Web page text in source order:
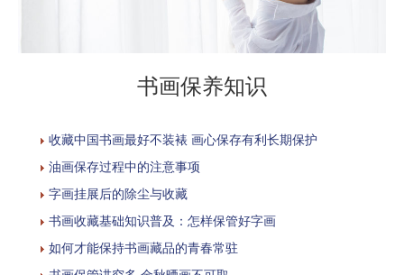
书画保养知识
收藏中国书画最好不装裱 画心保存有利长期保护
油画保存过程中的注意事项
字画挂展后的除尘与收藏
书画收藏基础知识普及：怎样保管好字画
如何才能保持书画藏品的青春常驻